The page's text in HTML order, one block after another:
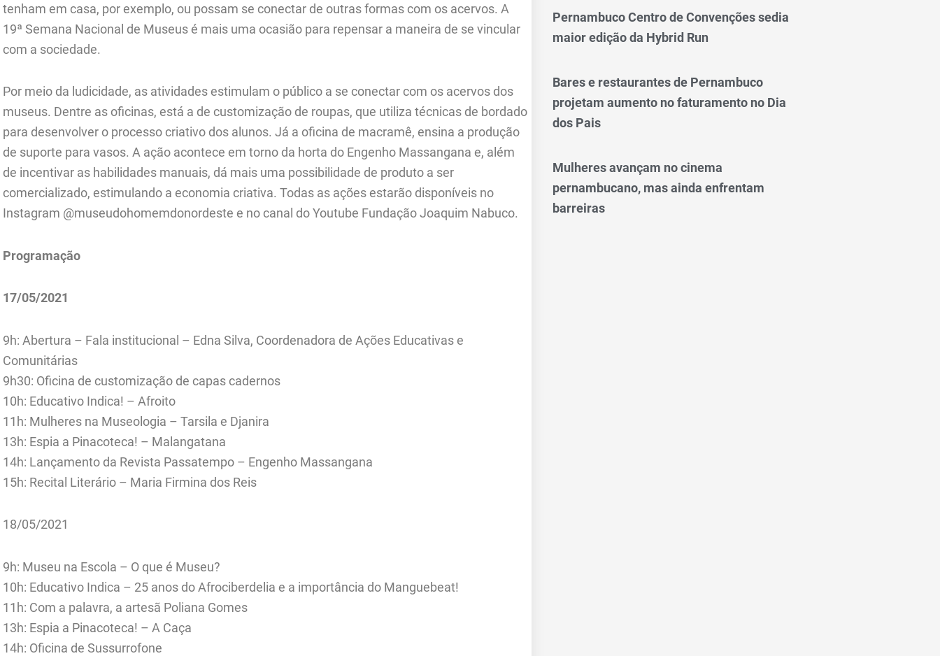
tenham em casa, por exemplo, ou possam se conectar de outras formas com os acervos. A
19ª Semana Nacional de Museus é mais uma ocasião para repensar a maneira de se vincular
com a sociedade.
Por meio da ludicidade, as atividades estimulam o público a se conectar com os acervos dos
museus. Dentre as oficinas, está a de customização de roupas, que utiliza técnicas de bordado
para desenvolver o processo criativo dos alunos. Já a oficina de macramê, ensina a produção
de suporte para vasos. A ação acontece em torno da horta do Engenho Massangana e, além
de incentivar as habilidades manuais, dá mais uma possibilidade de produto a ser
comercializado, estimulando a economia criativa. Todas as ações estarão disponíveis no
Instagram @museudohomemdonordeste e no canal do Youtube Fundação Joaquim Nabuco.
Programação
17/05/2021
9h: Abertura – Fala institucional – Edna Silva, Coordenadora de Ações Educativas e
Comunitárias
9h30: Oficina de customização de capas cadernos
10h: Educativo Indica! – Afroito
11h: Mulheres na Museologia – Tarsila e Djanira
13h: Espia a Pinacoteca! – Malangatana
14h: Lançamento da Revista Passatempo – Engenho Massangana
15h: Recital Literário – Maria Firmina dos Reis
18/05/2021
9h: Museu na Escola – O que é Museu?
10h: Educativo Indica – 25 anos do Afrociberdelia e a importância do Manguebeat!
11h: Com a palavra, a artesã Poliana Gomes
13h: Espia a Pinacoteca! – A Caça
14h: Oficina de Sussurrofone
Pernambuco Centro de Convenções sedia
maior edição da Hybrid Run
Bares e restaurantes de Pernambuco
projetam aumento no faturamento no Dia
dos Pais
Mulheres avançam no cinema
pernambucano, mas ainda enfrentam
barreiras